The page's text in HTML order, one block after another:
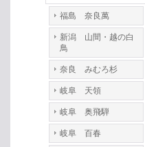
福島 奈良萬
新潟 山間・越の白
鳥
奈良 みむろ杉
岐阜 天領
岐阜 奥飛騨
岐阜 百春